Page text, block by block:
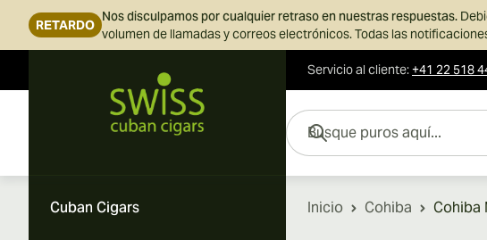
RETARDO
Nos disculpamos por cualquier retraso en nuestras respuestas.
volumen de llamadas y correos electrónicos. Todas las
Servicio al cliente:+41 22 518
Busque puros aquí...
Cuban Cigars Inicio Cohiba Cohiba